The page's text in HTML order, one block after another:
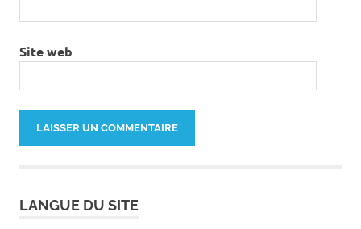
Site web
LANGUE DU SITE